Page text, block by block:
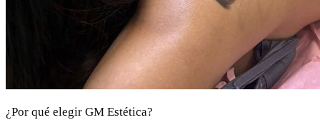
¿Por qué elegir GM Estética?